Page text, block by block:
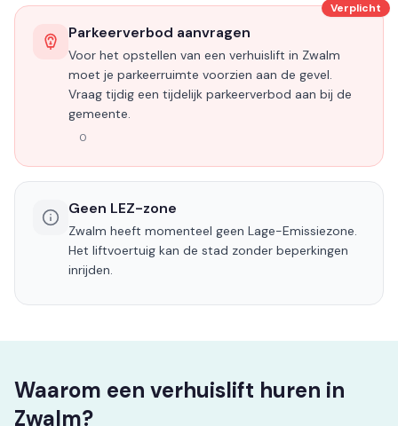
Verplicht
Parkeerverbod aanvragen
Voor het opstellen van een verhuislift in Zwalm
moet je parkeerruimte voorzien aan de gevel.
Vraag tijdig een tijdelijk parkeerverbod aan bij de
gemeente.
0
Geen LEZ-zone
Zwalm heeft momenteel geen Lage-Emissiezone.
Het liftvoertuig kan de stad zonder beperkingen
inrijden.
Waarom een verhuislift huren in
Zwalm?